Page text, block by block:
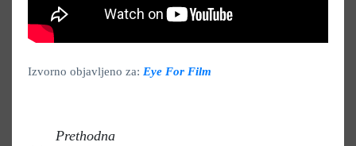
Izvorno objavljeno za: Eye For Film
Prethodna